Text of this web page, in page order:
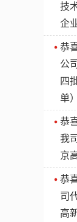
技
企
恭
公
四
单）
恭
我
京
恭
司
高